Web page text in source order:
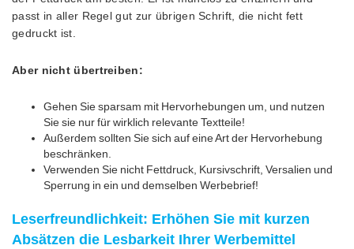
passt in aller Regel gut zur übrigen Schrift, die nicht fett
gedruckt ist.
Aber nicht übertreiben:
Gehen Sie sparsam mit Hervorhebungen um, und nutzen
Sie sie nur für wirklich relevante Textteile!
Außerdem sollten Sie sich auf eine Art der Hervorhebung
beschränken.
Verwenden Sie nicht Fettdruck, Kursivschrift, Versalien und
Sperrung in ein und demselben Werbebrief!
Leserfreundlichkeit: Erhöhen Sie mit kurzen
Absätzen die Lesbarkeit Ihrer Werbemittel